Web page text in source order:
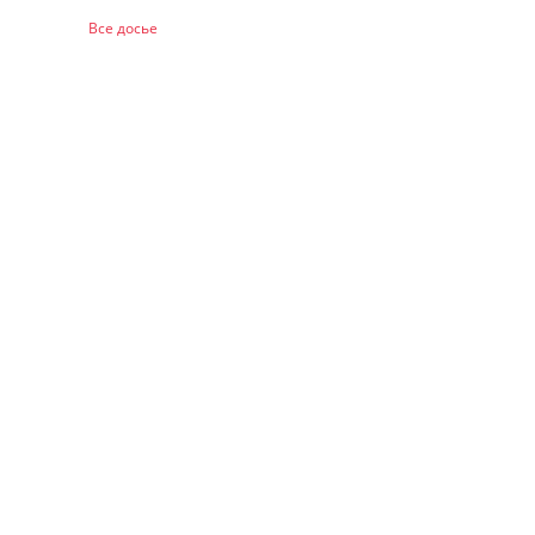
Все досье